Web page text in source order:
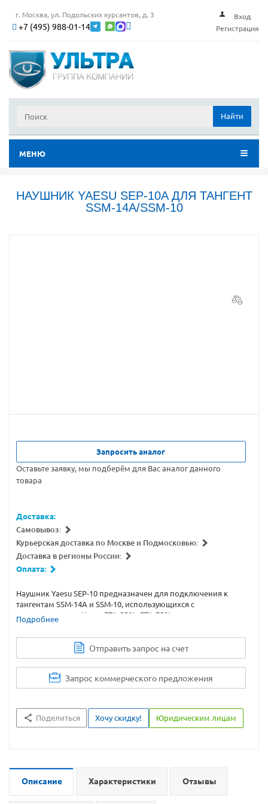
г. Москва, ул. Подольских курсантов, д. 3
+7 (495) 988-01-14
Вход
Регистрация
Найти
МЕНЮ
НАУШНИК YAESU SEP-10A ДЛЯ ТАНГЕНТ
SSM-14A/SSM-10
Запросить аналог
Оставьте заявку, мы подберём для Вас аналог данного
товара
Доставка:
Самовывоз:
Курьерская доставка по Москве и Подмосковью:
Доставка в регионы России:
Оплата:
Наушник Yaesu SEP-10 предназначен для подключения к
тангентам SSM-14A и SSM-10, использующихся с
радиостанциями Yaesu FTA-550L, FTA-750L.
Подробнее
Отправить запрос на счет
Запрос коммерческого предложения
Поделиться Хочу скидку! Юридическим лицам
Описание Характеристики Отзывы